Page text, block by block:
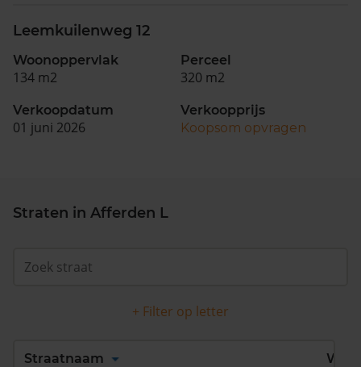
Leemkuilenweg 12
Woonoppervlak
134 m2
Perceel
320 m2
Verkoopdatum
01 juni 2026
Verkoopprijs
Koopsom opvragen
Straten in Afferden L
+ Filter op letter
Alles
Straatnaam Wijk